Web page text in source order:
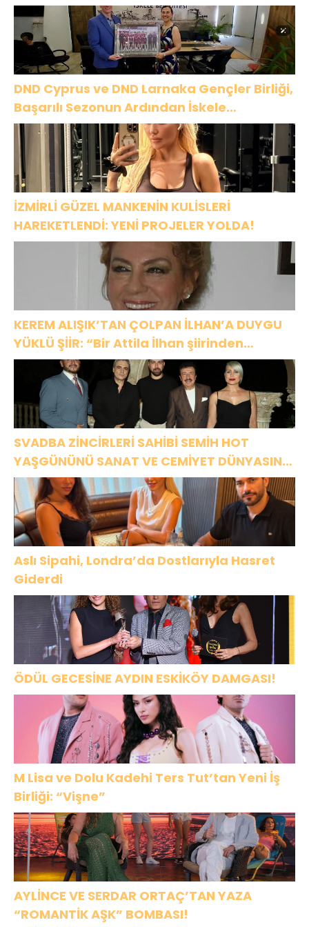
DND Cyprus ve DND Larnaka Gençler Birliği,
Başarılı Sezonun Ardından İskele
Belediyesi’nde Bir Araya Geldi
İZMİRLİ GÜZEL MANKENİN KULİSLERİ
HAREKETLENDİ: YENİ PROJELER YOLDA!
KEREM ALIŞIK’TAN ÇOLPAN İLHAN’A DUYGU
YÜKLÜ ŞİİR: “Bir Attila İlhan şiirinden
çıkmıştı sanki”
SVADBA ZİNCİRLERİ SAHİBİ SEMİH HOT
YAŞGÜNÜNÜ SANAT VE CEMİYET DÜNYASININ
ÜNLÜ İSİMLERİYLE KUTLADI!
Aslı Sipahi, Londra’da Dostlarıyla Hasret
Giderdi
ÖDÜL GECESİNE AYDIN ESKİKÖY DAMGASI!
M Lisa ve Dolu Kadehi Ters Tut’tan Yeni İş
Birliği: “Vişne”
AYLİNCE VE SERDAR ORTAÇ’TAN YAZA
“ROMANTİK AŞK” BOMBASI!